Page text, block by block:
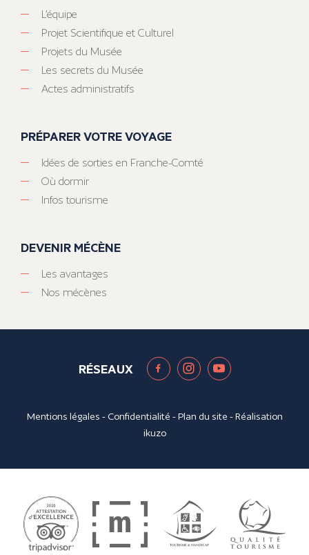
L’équipe
Projet Scientifique et Culturel
Projets du Musée
Les secrets du Musée
Actes administratifs
PRÉPARER VOTRE VOYAGE
Idées de sorties en Franche-Comté
Où dormir
Infos tourisme
DEVENIR MÉCÈNE
Les avantages
Nos mécènes
RÉSEAUX
Mentions légales - Confidentialité -Plan du site - Réalisation
ikuzo